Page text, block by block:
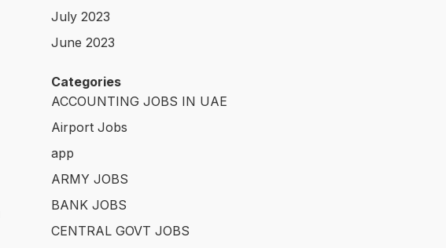
July 2023
June 2023
Categories
ACCOUNTING JOBS IN UAE
Airport Jobs
app
ARMY JOBS
BANK JOBS
CENTRAL GOVT JOBS